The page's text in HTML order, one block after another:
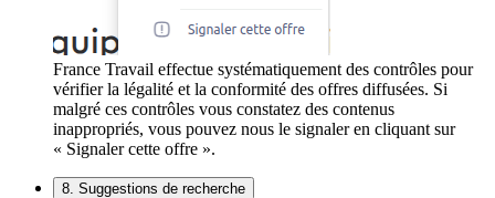
France Travail effectue systématiquement des contrôles pour
vérifier la légalité et la conformité des offres diffusées. Si
malgré ces contrôles vous constatez des contenus
inappropriés, vous pouvez nous le signaler en cliquant sur
« Signaler cette offre ».
8. Suggestions de recherche